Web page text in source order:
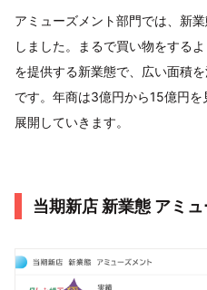
アミューズメント部門では、新
しました。まるで買い物をする
を提供する新業態で、広い面積
です。年商は3億円から15億円
展開していきます。
当期新店 新業態 アミ